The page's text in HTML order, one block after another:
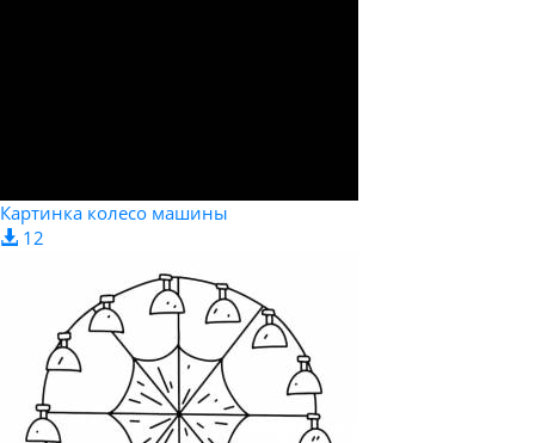
Картинка колесо машины
12